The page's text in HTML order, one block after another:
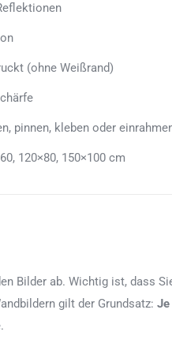
(ohne Weißrand)
pinnen, kleben oder
120×80, 150×100 cm
Bilder ab. Wichtig ist, dass
gilt der Grundsatz: